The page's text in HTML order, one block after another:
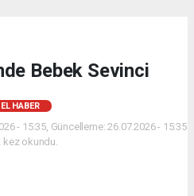
Bebek Sevinci
HABER
- 15:35, Güncelleme: 26.07.2026 - 15:35
kez okundu.